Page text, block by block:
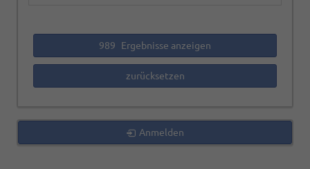
989 Ergebnisse anzeigen
zurücksetzen
Anmelden